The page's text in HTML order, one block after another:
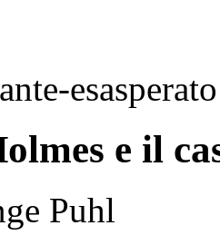
esasperato
e il
Puhl